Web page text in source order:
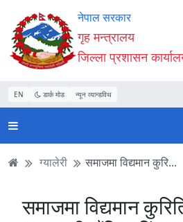
Accessibility
Mode
सुरु
गर्नुहोस्
सामाग्री
पढ्नुहाेस्
नेभिगेसन
पढ्नुहाेस्
वेबसाइट
खोजमा
जानुहोस्
नेपाल सरकार
गृह मन्त्रालय
जिल्ला प्रशासन
EN डार्क मोड न्यून व्यान्डविथ
ग्यालेरी समाजमा विद्यमान कुरि...
समाजमा विद्यमान